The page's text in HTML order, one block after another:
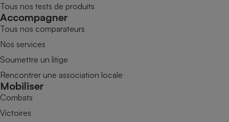
Tous nos tests de produits
Accompagner
Tous nos comparateurs
Nos services
Soumettre un litige
Rencontrer une association locale
Mobiliser
Combats
Victoires